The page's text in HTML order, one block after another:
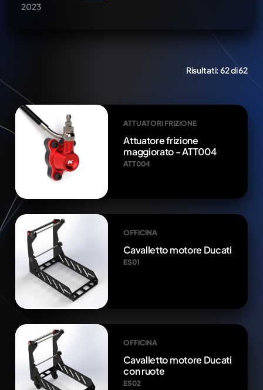
2023
Risultati:62 di 62
ATTUATORI FRIZIONE
Attuatore frizione
maggiorato - ATT004
ATT004
OFFICINA
Cavalletto motore Ducati
ES01
OFFICINA
Cavalletto motore Ducati
con ruote
ES02